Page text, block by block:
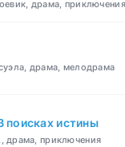
драма,
драма, мелодрама
поисках истины
приключения